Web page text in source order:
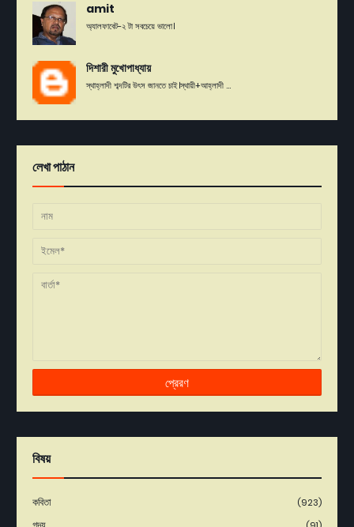
amit
অ্যালফাবেট-২ টা সবচেয়ে ভালো।
দিশারী মুখোপাধ্যায়
স্থাহ্লাদী শব্দটির উৎস জানতে চাই।স্থায়ী+আহ্লাদী ...
লেখা পাঠান
বিষয়
কবিতা (923)